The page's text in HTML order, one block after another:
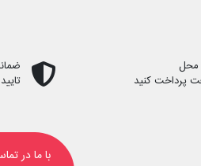
با ما در
محل
پرداخت کنید